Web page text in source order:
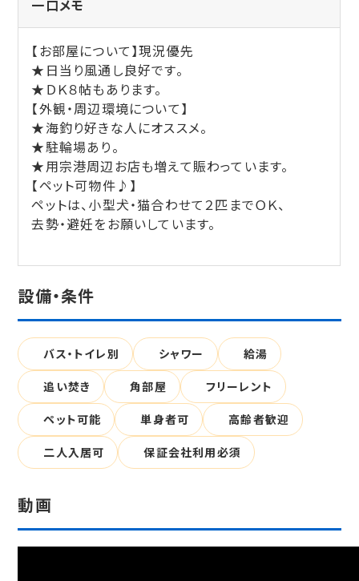
一口メモ
【お部屋について】現況優先
★日当り風通し良好です。
★ＤＫ８帖もあります。
【外観・周辺環境について】
★海釣り好きな人にオススメ。
★駐輪場あり。
★用宗港周辺お店も増えて賑わっています。
【ペット可物件♪】
ペットは、小型犬・猫合わせて２匹までＯＫ、
去勢・避妊をお願いしています。
設備・条件
バス・トイレ別 シャワー 給湯
追い焚き 角部屋 フリーレント
ペット可能 単身者可 高齢者歓迎
二人入居可 保証会社利用必須
動画